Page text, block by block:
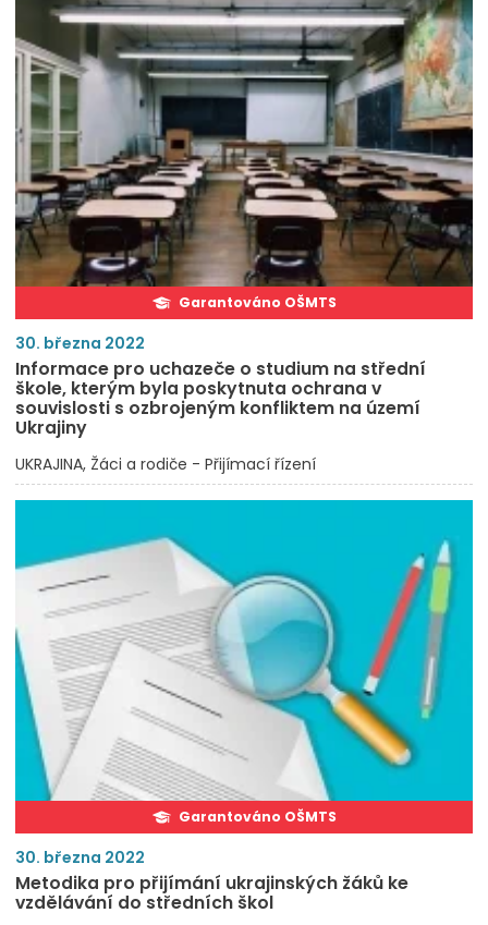
Garantováno OŠMTS
30. března 2022
Informace pro uchazeče o studium na střední
škole, kterým byla poskytnuta ochrana v
souvislosti s ozbrojeným konfliktem na území
Ukrajiny
UKRAJINA Žáci a rodiče - Přijímací řízení
Garantováno OŠMTS
30. března 2022
Metodika pro přijímání ukrajinských žáků ke
vzdělávání do středních škol